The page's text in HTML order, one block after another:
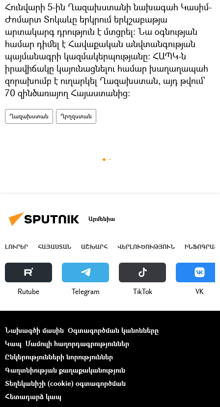
Հունվարի 5-ին Ղազախստանի նախագահ Կասիմ-
Ժոմարտ Տոկաևը երկրում երկշաբաթյա
արտակարգ դրություն է մտցրել։ Նա օգնության
համար դիմել է Հավաքական անվտանգության
պայմանագրի կազմակերպությանը։ ՀԱՊԿ-ն
իրավիճակը կայունացնելու համար խաղաղապահ
զորախումբ է ուղարկել Ղազախստան, այդ թվում՝
70 զինծառայող Հայաստանից։
Ղազախստան Ղրղզստան
Արմենիա
ԼՈՒՐԵՐ ՀԱՅԱՍՏԱՆ ԱՇԽԱՐՀ ՎԵՐԼՈՒԾՈՒԹՅՈՒՆ
Rutube Telegram ТikТоk VK
Նախագծի մասին Օգտագործման կանոնները
Կապ Մամուլի հաղորդագրություններ
Ընկերությունների նորություններ
Գաղտնիության քաղաքականություն
Տեղեկանիշի (cookie) օգտագործման
Հետադարձ կապ